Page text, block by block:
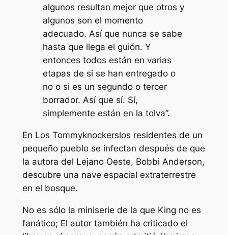
algunos resultan mejor que otros y
algunos son el momento
adecuado. Así que nunca se sabe
hasta que llega el guión. Y
entonces todos están en varias
etapas de si se han entregado o
no o si es un segundo o tercer
borrador. Así que sí. Sí,
simplemente están en la tolva”.
En Los Tommyknockerslos residentes de un
pequeño pueblo se infectan después de que
la autora del Lejano Oeste, Bobbi Anderson,
descubre una nave espacial extraterrestre
en el bosque.
No es sólo la miniserie de la que King no es
fanático; El autor también ha criticado el